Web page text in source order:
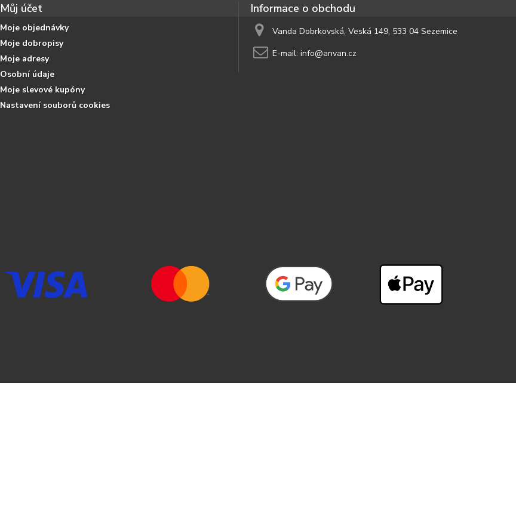
Můj účet
Moje objednávky
Moje dobropisy
Moje adresy
Osobní údaje
Moje slevové kupóny
Nastavení souborů cookies
Informace o obchodu
Vanda Dobrkovská, Veská 149, 533 04 Sezemice
E-mail: info@anvan.cz